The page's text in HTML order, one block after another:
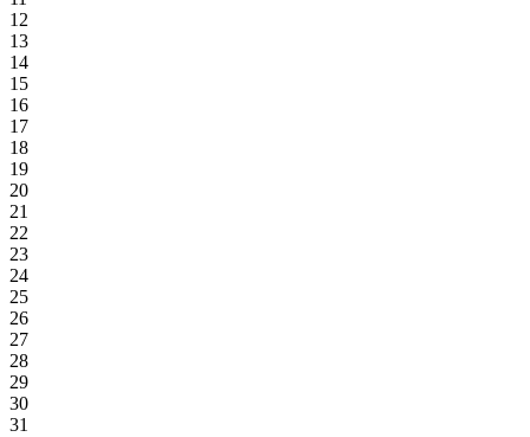
12
13
14
15
16
17
18
19
20
21
22
23
24
25
26
27
28
29
30
31